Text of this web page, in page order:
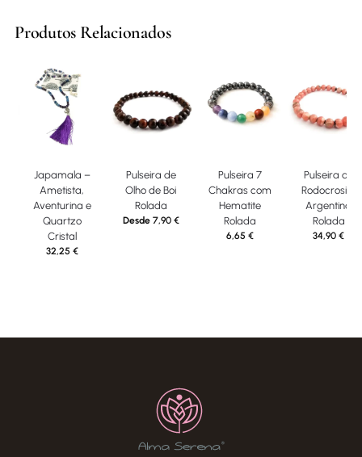
Produtos Relacionados
Japamala –
Ametista,
Aventurina e
Quartzo
Cristal
32,25 €
Pulseira de
Olho de Boi
Rolada
Desde 7,90 €
Pulseira 7
Chakras com
Hematite
Rolada
6,65 €
Pulseira de
Rodocrosite
Argentina
Rolada
34,90€